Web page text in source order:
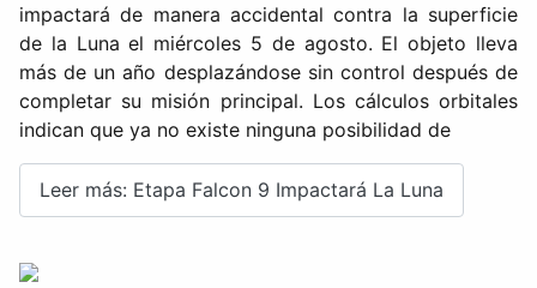
impactará de manera accidental contra la superficie
de la Luna el miércoles 5 de agosto. El objeto lleva
más de un año desplazándose sin control después de
completar su misión principal. Los cálculos orbitales
indican que ya no existe ninguna posibilidad de
Leer más: Etapa Falcon 9 Impactará La Luna